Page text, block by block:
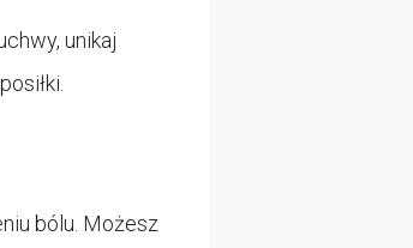
unikaj
bólu. Możesz